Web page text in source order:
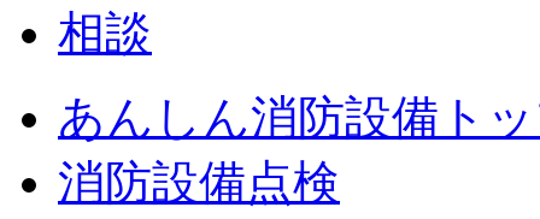
あんしん消防設備ト
消防設備点検